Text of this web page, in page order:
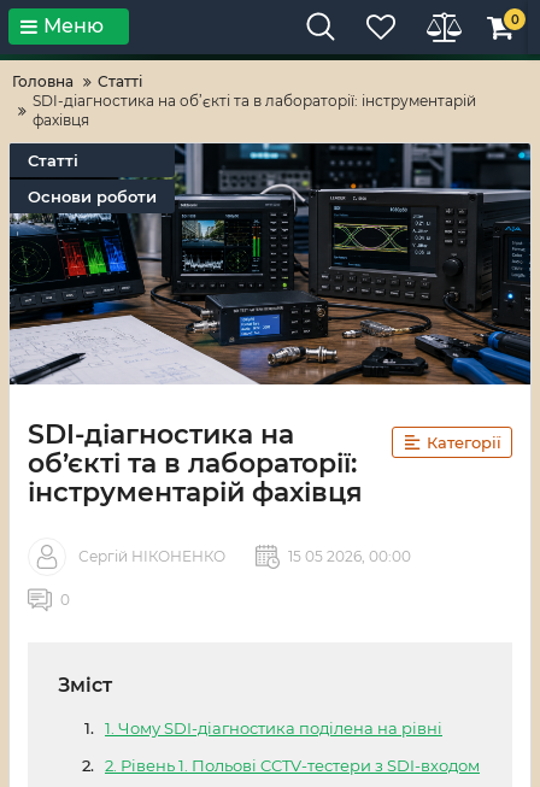
Тільки високі технології! RV-ZAFT
Меню 0
Головна
Статті
SDI-діагностика на об’єкті та в лабораторії: інструментарій
фахівця
Статті
Основи роботи
SDI-діагностика на
об’єкті та в лабораторії:
інструментарій фахівця
Категорії
Сергій НІКОНЕНКО 15 05 2026, 00:00
0
Зміст
1. Чому SDI-діагностика поділена на рівні
2. Рівень 1. Польові CCTV-тестери з SDI-входом